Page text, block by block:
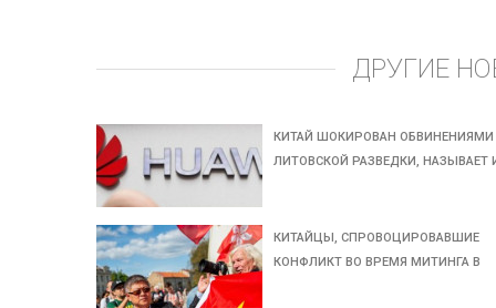
ДРУГИЕ
КИТАЙ ШОКИРОВАН ОБВИНЕНИЯМИ
ЛИТОВСКОЙ РАЗВЕДКИ, НАЗЫВАЕТ
КИТАЙЦЫ, СПРОВОЦИРОВАВШИЕ
КОНФЛИКТ ВО ВРЕМЯ МИТИНГА В